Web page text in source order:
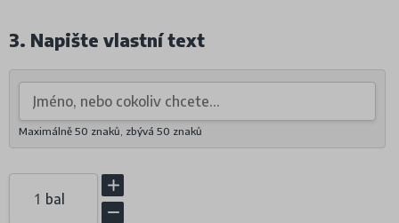
3. Napište vlastní text
Maximálně 50 znaků, zbývá 50 znaků
bal